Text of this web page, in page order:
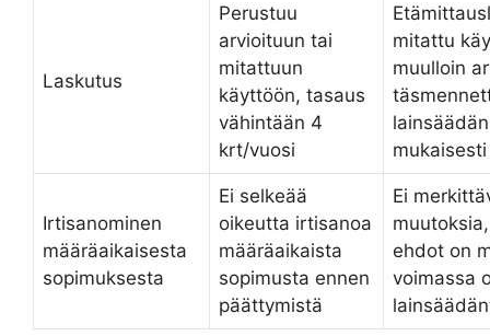
Laskutus
Perustuu
arvioituun tai
mitattuun
käyttöön, tasaus
vähintään 4
krt/vuosi
mitattu
muulloin
mukaisesti
Irtisanominen
määräaikaisesta
sopimuksesta
Ei selkeää
oikeutta irtisanoa
määräaikaista
sopimusta ennen
päättymistä
Ei
ehdot on
voimassa